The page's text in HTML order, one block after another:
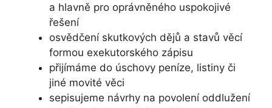
a hlavně pro oprávněného uspokojivé
řešení
osvědčení skutkových dějů a stavů věcí
formou exekutorského zápisu
přijímáme do úschovy peníze, listiny či
jiné movité věci
sepisujeme návrhy na povolení oddlužení